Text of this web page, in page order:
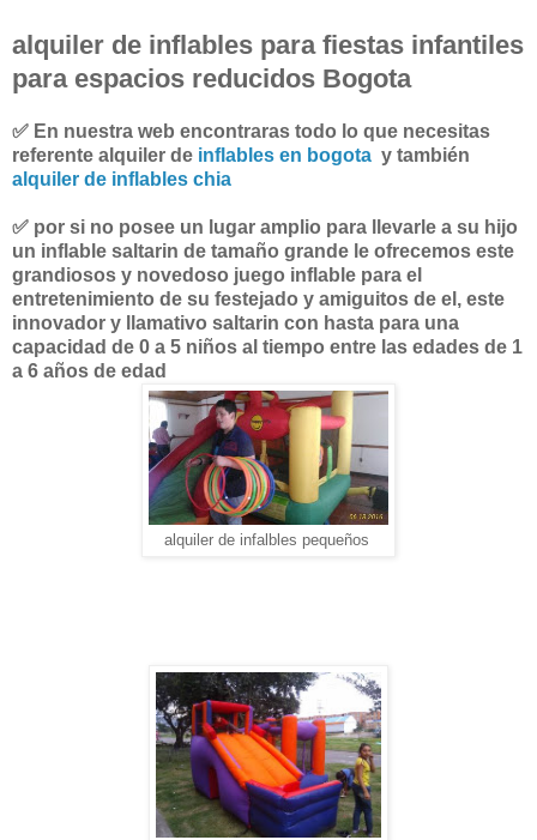
alquiler de inflables para fiestas infantiles
para espacios reducidos Bogota
✅ En nuestra web encontraras todo lo que necesitas
referente alquiler de inflables en bogota y también
alquiler de inflables chia
✅ por si no posee un lugar amplio para llevarle a su hijo
un inflable saltarin de tamaño grande le ofrecemos este
grandiosos y novedoso juego inflable para el
entretenimiento de su festejado y amiguitos de el, este
innovador y llamativo saltarin con hasta para una
capacidad de 0 a 5 niños al tiempo entre las edades de 1
a 6 años de edad
alquiler de infalbles pequeños